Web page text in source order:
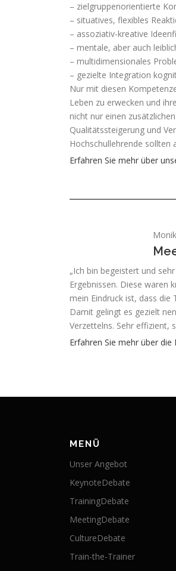
– zielgruppenorientierte
– situatives, flexibles
– assoziativ-kreative
– mentale, aber auch
– multidimensionales
– gezielte Integration
Nur mit diesen
Leben zu erwecken und
nicht nur einen
Qualitätssteigerung und
Hochschullehrende sollten
Erfahren Sie mehr über
„Ich bin begeistert und
Ergebnissen. Diese waren
mein Eindruck ist, dass
Damit gelingt es gezielt
Verzettelns. Sehr effizient,
Erfahren Sie mehr über
MENÜ
Unser Angebot
KeynoteDebate
TrainingDebate
MeetingDebate
CultureDebate
Train-the-Trainer